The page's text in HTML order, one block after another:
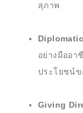
สุภาพ
อย่างมืออา
ประโยชน์ข
Giving